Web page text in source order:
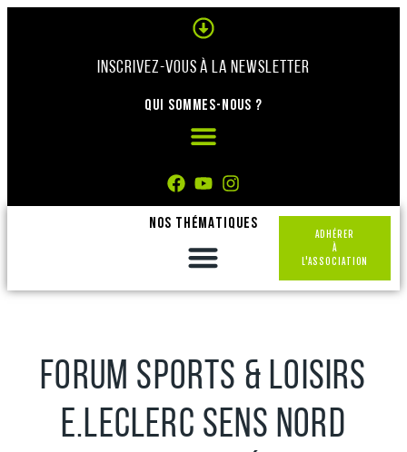
Panneau de gestion des cookies
INSCRIVEZ-VOUS À LA NEWSLETTER
QUI SOMMES-NOUS ?
NOS THÉMATIQUES
ADHÉRER
À
L'ASSOCIATION
FORUM SPORTS & LOISIRS
E.LECLERC SENS NORD